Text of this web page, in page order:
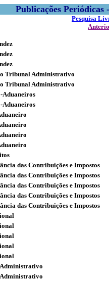
Publicações
Pesquisa
Tribunal Administrativo
Tribunal Administrativo
Aduaneiros
Aduaneiros
das Contribuições e Impostos
das Contribuições e Impostos
das Contribuições e Impostos
das Contribuições e Impostos
das Contribuições e Impostos